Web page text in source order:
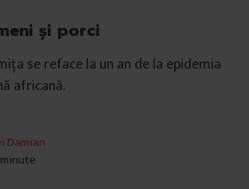
și porci
se reface la un an de la epidemia
africană.
Damian